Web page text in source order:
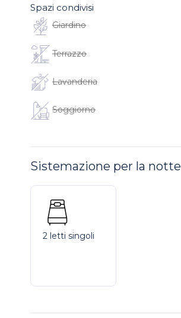
Spazi condivisi
Giardino
Terrazzo
Lavanderia
Soggiorno
Sistemazione per la notte
2 letti singoli